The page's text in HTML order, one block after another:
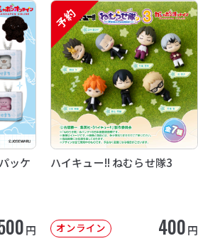
ッケ
円
予約
ハイキュー!! ねむらせ隊3
オンライン 400円